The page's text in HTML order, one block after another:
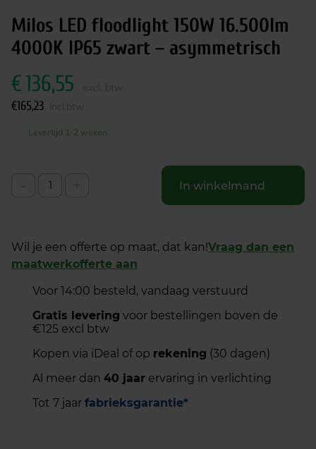
Milos LED floodlight 150W 16.500lm
4000K IP65 zwart – asymmetrisch
€136,55
€165,23
Levertijd 1-2 weken
In winkelmand
Wil je een offerte op maat, dat kan!Vraag dan een
maatwerkofferte aan
Voor 14:00 besteld, vandaag verstuurd
Gratis levering voor bestellingen boven de
€125 excl btw
Kopen via iDeal of op rekening (30 dagen)
Al meer dan 40 jaar ervaring in verlichting
Tot 7 jaar fabrieksgarantie*